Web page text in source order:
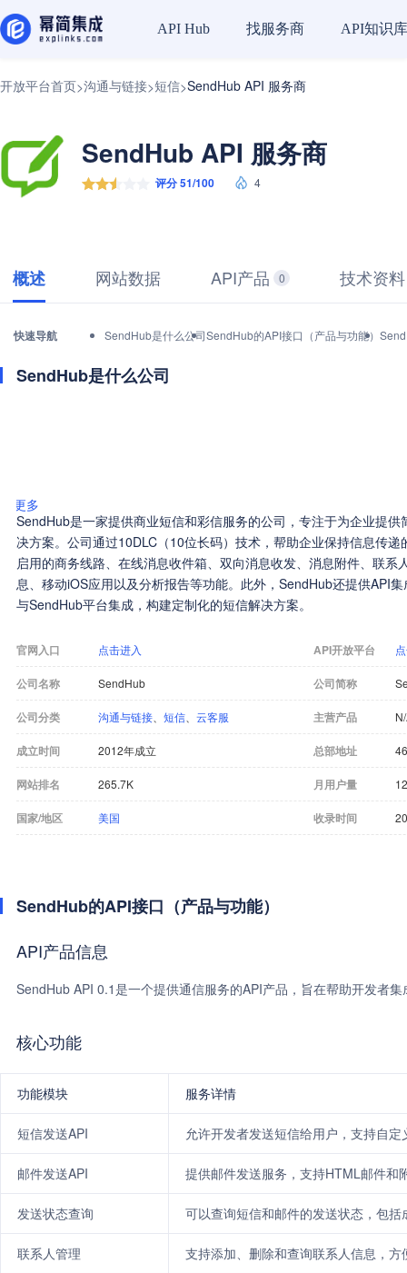
API Hub 找服务商 API知识库
开放平台首页>沟通与链接>短信>SendHub API 服务商
SendHub API 服务商
评分 51/100 4
概述 网站数据 API产品 0 技术资料
快速导航 SendHub是什么公司SendHub的API接口（产品与功能）
SendHub是什么公司
更多
SendHub是一家提供商业短信和彩信服务的公司，专注于为企业提
决方案。公司通过10DLC（10位长码）技术，帮助企业保持信息传
启用的商务线路、在线消息收件箱、双向消息收发、消息附件、联系
息、移动iOS应用以及分析报告等功能。此外，SendHub还提供API
与SendHub平台集成，构建定制化的短信解决方案。
官网入口 点击进入 API开放平台
公司名称 SendHub 公司简称
公司分类 沟通与链接 短信 云客服 主营产品
成立时间 2012年成立 总部地址
网站排名 265.7K 月用户量
国家/地区 美国 收录时间
SendHub的API接口（产品与功能）
API产品信息
SendHub API 0.1是一个提供通信服务的API产品，旨在帮助开发者
核心功能
功能模块 服务详情
短信发送API 允许开发者发送短信给用户，支持自定
邮件发送API 提供邮件发送服务，支持HTML邮件和
发送状态查询 可以查询短信和邮件的发送状态，包
联系人管理 支持添加、删除和查询联系人信息，方